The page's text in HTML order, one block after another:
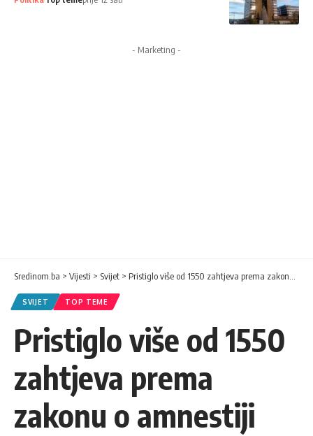
- Marketing -
Sredinom.ba > Vijesti > Svijet > Pristiglo više od 1550 zahtjeva prema zakonu o amnestiji
SVIJET TOP TEME
Pristiglo više od 1550
zahtjeva prema
zakonu o amnestiji